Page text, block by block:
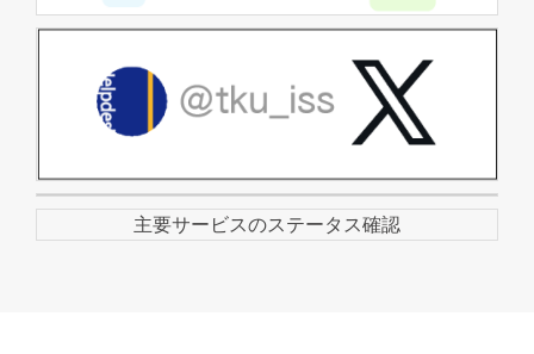
主要サービスのステータス確認